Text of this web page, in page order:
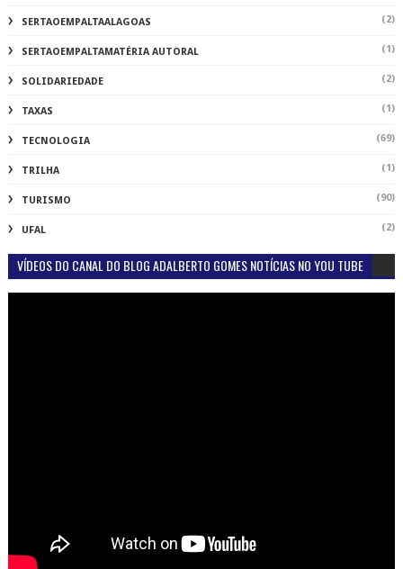
SERTAOEMPALTAALAGOAS (2)
SERTAOEMPALTAMATÉRIA AUTORAL (1)
SOLIDARIEDADE (2)
TAXAS (1)
TECNOLOGIA (69)
TRILHA (1)
TURISMO (90)
UFAL (2)
VÍDEOS DO CANAL DO BLOG ADALBERTO GOMES NOTÍCIAS NO YOU TUBE